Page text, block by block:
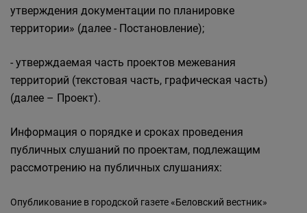
утверждения документации по планировке
территории» (далее - Постановление);
- утверждаемая часть проектов межевания
территорий (текстовая часть, графическая часть)
(далее – Проект).
Информация о порядке и сроках проведения
публичных слушаний по проектам, подлежащим
рассмотрению на публичных слушаниях:
Опубликование в городской газете «Беловский вестник»